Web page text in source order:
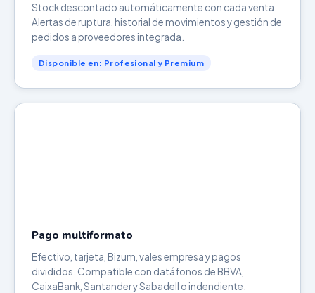
Stock descontado automáticamente con cada venta.
Alertas de ruptura, historial de movimientos y gestión de
pedidos a proveedores integrada.
Disponible en: Profesional y Premium
Pago multiformato
Efectivo, tarjeta, Bizum, vales empresa y pagos
divididos. Compatible con datáfonos de BBVA,
CaixaBank, Santander y Sabadell o indendiente.